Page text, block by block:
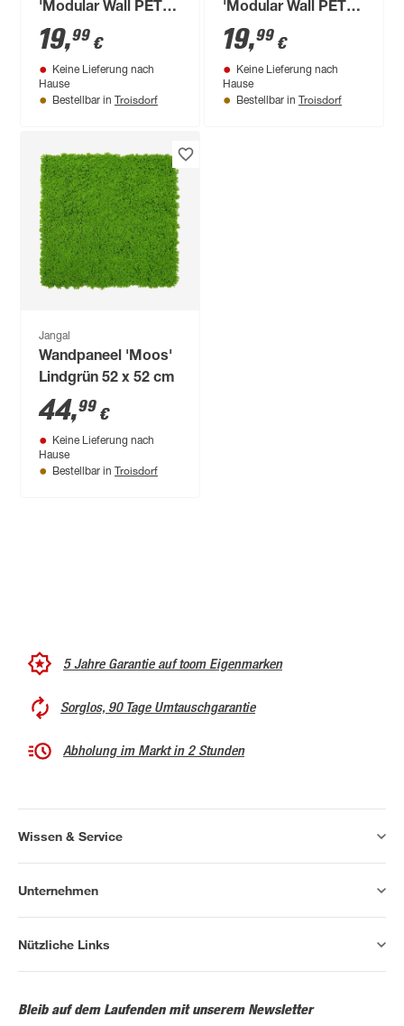
'Modular Wall PET
11203B' grau 52 x
104 cm
19,99 €
Keine Lieferung nach
Hause
Bestellbar in Troisdorf
'Modular Wall PET
11202B' schwarz 52
x 104 cm
19,99 €
Keine Lieferung nach
Hause
Bestellbar in Troisdorf
Jangal
Wandpaneel 'Moos'
Lindgrün 52 x 52 cm
44,99 €
Keine Lieferung nach
Hause
Bestellbar in Troisdorf
5 Jahre Garantie auf toom Eigenmarken
Sorglos, 90 Tage Umtauschgarantie
Abholung im Markt in 2 Stunden
Wissen & Service
Unternehmen
Nützliche Links
Bleib auf dem Laufenden mit unserem Newsletter